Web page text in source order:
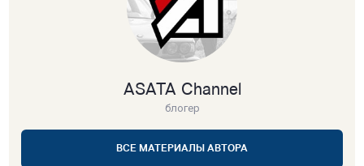
ASATA Channel
блогер
ВСЕ МАТЕРИАЛЫ АВТОРА